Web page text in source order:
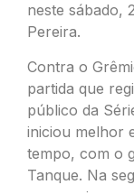
neste sábado,
Pereira.
Contra o
partida que
público da
iniciou melhor
tempo, com o
Tanque. Na